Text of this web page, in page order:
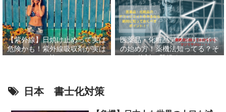
【紫外線】日焼け止めって実は
危険かも！紫外線吸収剤が実は
怖い
医薬品・化粧品アフィリエイト
の始め方！薬機法知ってる？そ
して絶対に登録すべきASP６
日本 書士化対策